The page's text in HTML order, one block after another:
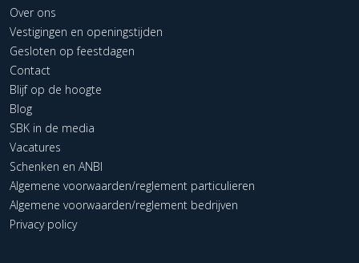
Over ons
Vestigingen en openingstijden
Gesloten op feestdagen
Contact
Blijf op de hoogte
Blog
SBK in de media
Vacatures
Schenken en ANBI
Algemene voorwaarden/reglement particulieren
Algemene voorwaarden/reglement bedrijven
Privacy policy